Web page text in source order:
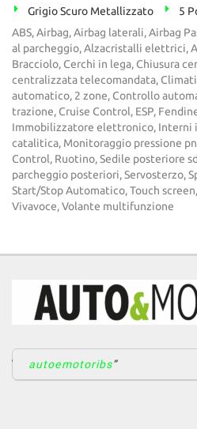
Grigio Scuro Metallizzato
5
ABS, Airbag, Airbag laterali, Airbag
al parcheggio, Alzacristalli elettrici,
Bracciolo, Cerchi in lega, Chiusura
centralizzata telecomandata,
automatico, 2 zone, Controllo
trazione, Cruise Control, ESP,
Immobilizzatore elettronico, Interni
catalitica, Monitoraggio pressione
Control, Ruotino, Sedile posteriore
parcheggio posteriori, Servosterzo,
Start/Stop Automatico, Touch
Vivavoce, Volante multifunzione
autoemotoribs